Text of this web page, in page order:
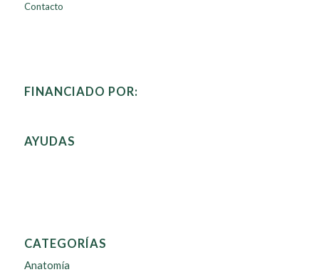
Contacto
FINANCIADO POR:
AYUDAS
CATEGORÍAS
Anatomía